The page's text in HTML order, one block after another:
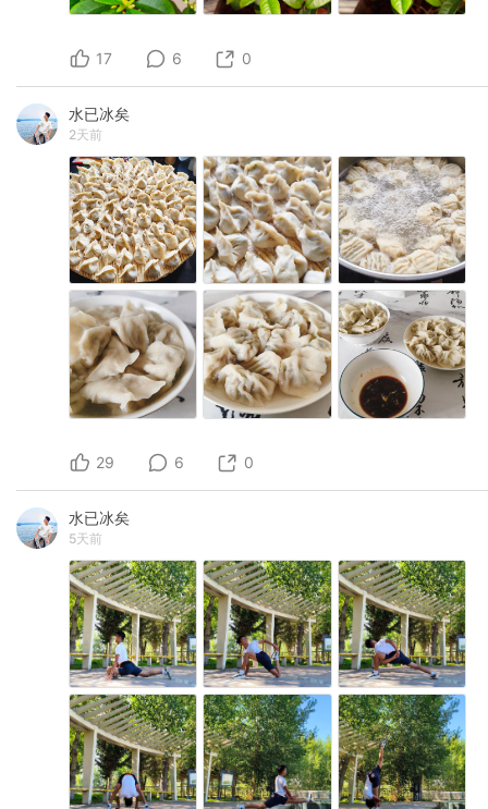
17 6 0
水已冰矣
2天前
29 6 0
水已冰矣
5天前